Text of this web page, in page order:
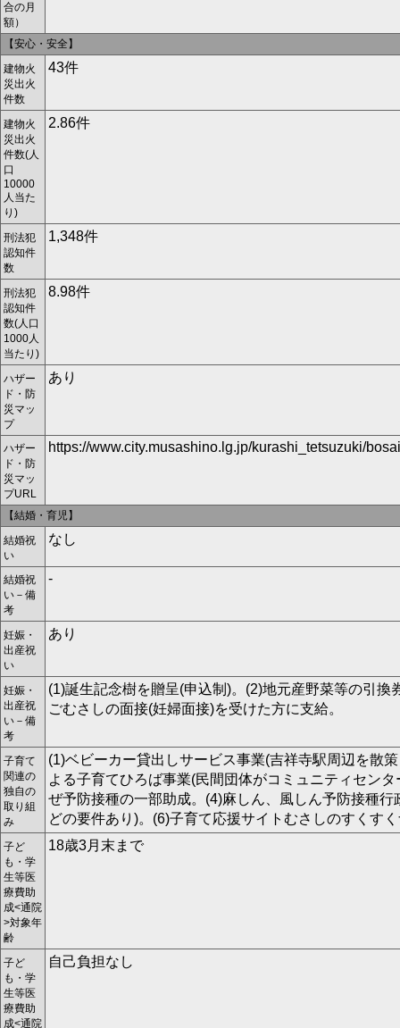
合の月
額）
【安心・安全】
建物火
災出火
件数
43件
建物火
災出火
件数(人
口
10000
人当た
り)
2.86件
刑法犯
認知件
数
1,348件
刑法犯
認知件
数(人口
1000人
当たり)
8.98件
ハザー
ド・防
災マッ
プ
あり
ハザー
ド・防
災マッ
プURL
https://www.city.musashino.lg.jp/kurashi_tetsuzuki/
【結婚・育児】
結婚祝
い
なし
結婚祝
い－備
考
-
妊娠・
出産祝
い
あり
妊娠・
出産祝
い－備
考
(1)誕生記念樹を贈呈(申込制)。(2)地元産野菜等の引
ごむさしの面接(妊婦面接)を受けた方に支給。
子育て
関連の
独自の
取り組
み
(1)ベビーカー貸出しサービス事業(吉祥寺駅周辺を散
よる子育てひろば事業(民間団体がコミュニティセン
ぜ予防接種の一部助成。(4)麻しん、風しん予防接種
どの要件あり)。(6)子育て応援サイトむさしのすくす
子ど
も・学
生等医
療費助
成<通院
>対象年
齢
18歳3月末まで
子ど
も・学
生等医
療費助
成<通院
自己負担なし